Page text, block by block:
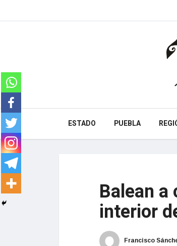
ESTADO PUEBLA
Balean a
interior
Francisco